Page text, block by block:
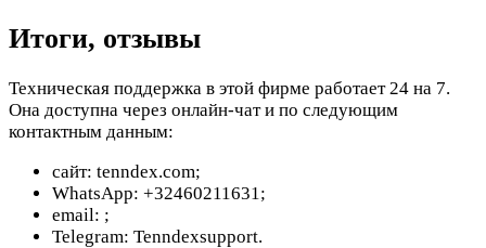
Итоги, отзывы
Техническая поддержка в этой фирме работает 24 на 7.
Она доступна через онлайн-чат и по следующим
контактным данным:
сайт: tenndex.com;
WhatsApp: +32460211631;
email: ;
Telegram: Tenndexsupport.